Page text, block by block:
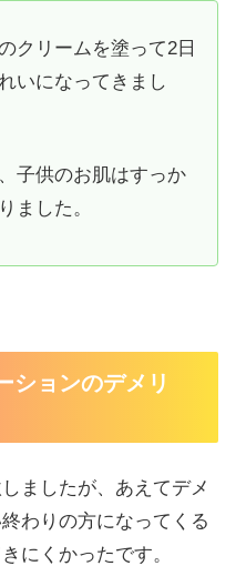
クリームを塗って2日
いになってきまし
子供のお肌はすっか
ました。
ションのデメリ
ましたが、あえてデメ
わりの方になってくる
にくかったです。